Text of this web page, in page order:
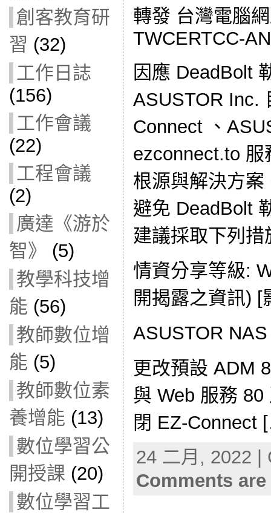
創客教育研
習 (32)
工作日誌
(156)
工作會議
(22)
工程會議
(2)
廣達《游於
智》
(5)
教學科技增
能 (56)
教師數位增
能 (5)
教師數位素
養增能 (13)
數位學習公
開授課 (20)
數位學習工
轉發 台灣電腦
TWCERTCC-
因應 DeadBolt
ASUSTOR Inc.
Connect 、
ezconnect.to 服
根源與解決方
避免 DeadBolt
建議採取下列措
情資分享等級:
開揭露之資訊) [
ASUSTOR
更改預設 ADM
與 Web 服務
閉 EZ-Connect
24 二月, 2022
Comments